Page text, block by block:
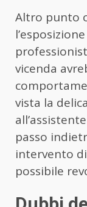
Altro punto
vicenda
vista la
passo
intervento
possibile